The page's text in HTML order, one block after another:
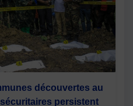
découvertes au
persistent